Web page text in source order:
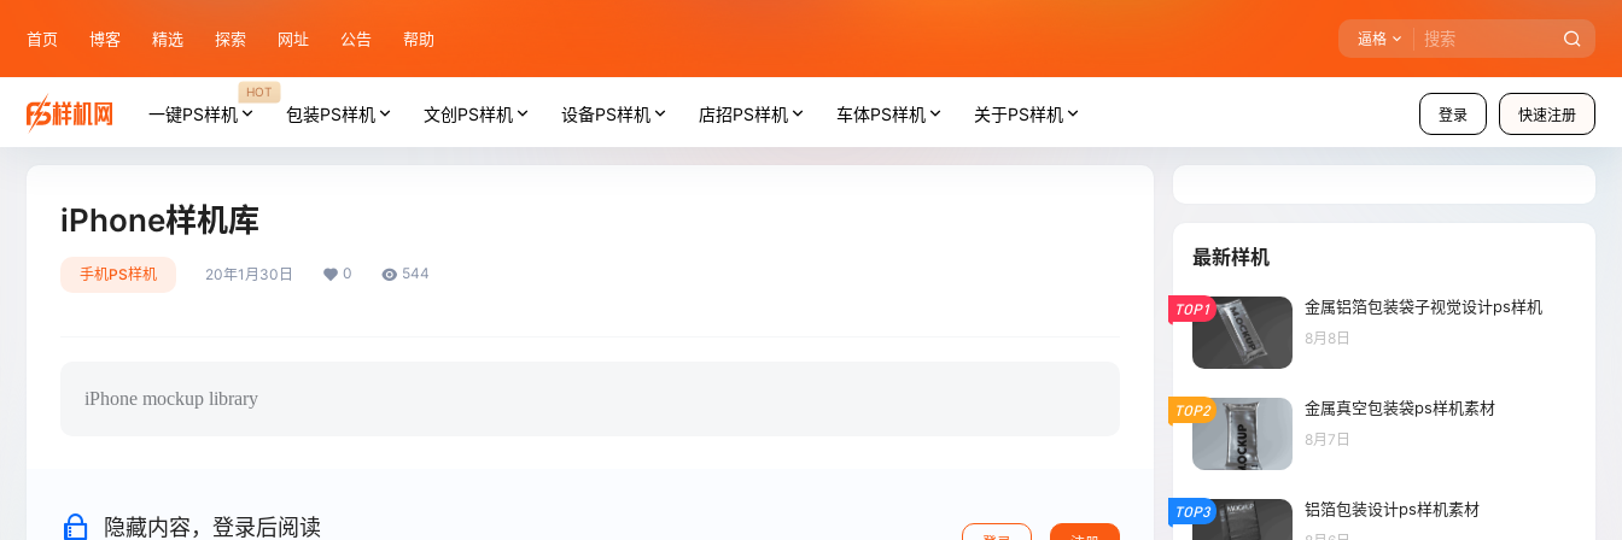
首页 博客 精选 探索 网址 公告 帮助 逼格
登录 快速注册
一键PS样机
HOT
包装PS样机 文创PS样机 设备PS样机 店招PS样机 车体PS样机 关于PS样机
iPhone样机库
手机PS样机 20年1月30日 0 544
iPhone mockup library
隐藏内容，登录后阅读
最新样机
TOP1 金属铝箔包装袋子视觉设计ps样机
8月8日
TOP2 金属真空包装袋ps样机素材
8月7日
TOP3 铝箔包装设计ps样机素材